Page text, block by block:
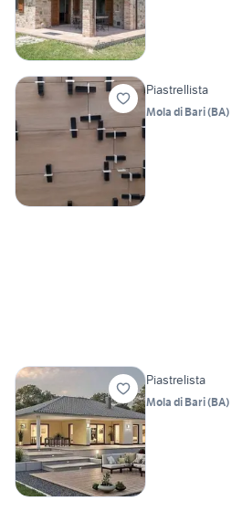
Piastrellista
Mola di Bari(BA)
Piastrelista
Mola di Bari(BA)